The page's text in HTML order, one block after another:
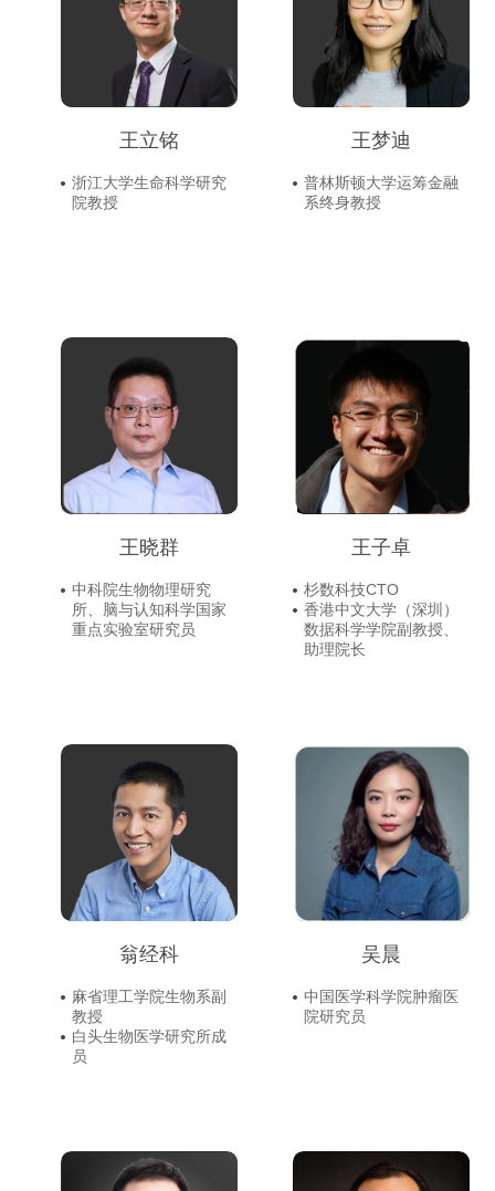
王立铭
浙江大学生命科学研究
院教授
王梦迪
普林斯顿大学运筹金融
系终身教授
王晓群
中科院生物物理研究
所、脑与认知科学国家
重点实验室研究员
王子卓
杉数科技CTO
香港中文大学（深圳）
数据科学学院副教授、
助理院长
翁经科
麻省理工学院生物系副
教授
白头生物医学研究所成
员
吴晨
中国医学科学院肿瘤医
院研究员